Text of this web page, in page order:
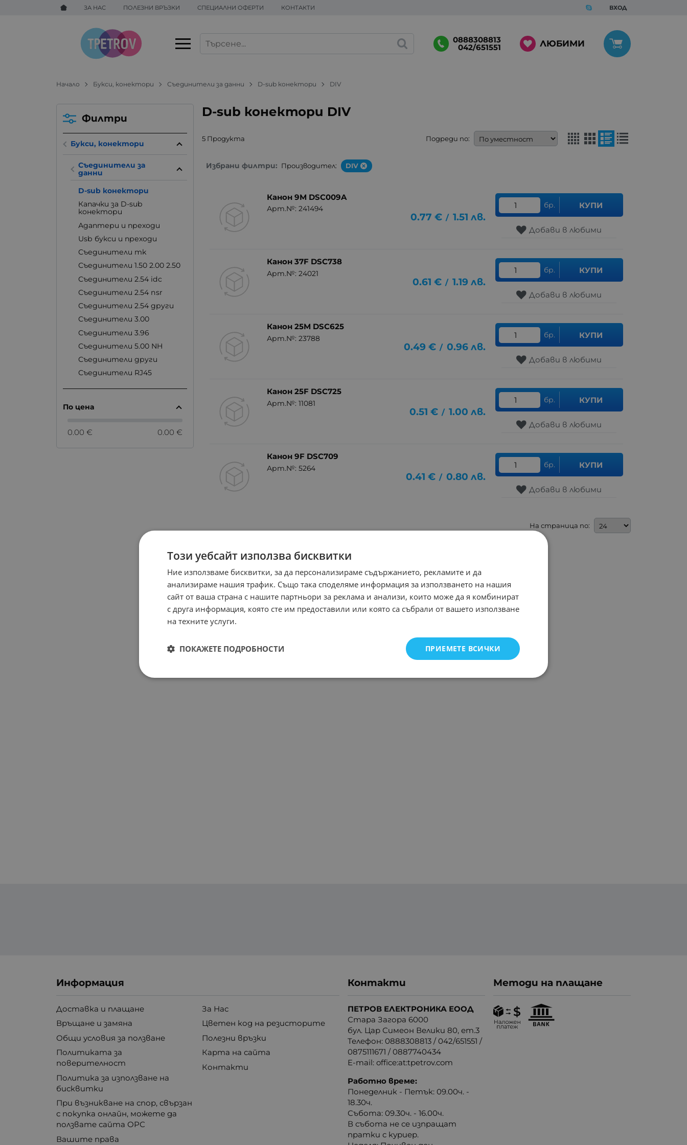
ЗА НАС ПОЛЕЗНИ ВРЪЗКИ СПЕЦИАЛНИ ОФЕРТИ КОНТАКТИ ВХОД
0888308813
042/651551 ЛЮБИМИ
Начало Букси, конектори Съединители за данни D-sub конектори DIV
D-sub конектори DIV
5 Продукта Подреди по:
Избрани филтри: Производител: DIV
Канон 9M DSC009A
Арт.№: 241494
0.77 € / 1.51 лв.
бр. КУПИ
Добави в любими
Канон 37F DSC738
Арт.№: 24021
0.61 € / 1.19 лв.
бр. КУПИ
Добави в любими
Канон 25M DSC625
Арт.№: 23788
0.49 € / 0.96 лв.
бр. КУПИ
Добави в любими
Канон 25F DSC725
Арт.№: 11081
0.51 € / 1.00 лв.
бр. КУПИ
Добави в любими
Канон 9F DSC709
Арт.№: 5264
0.41 € / 0.80 лв.
бр. КУПИ
Добави в любими
На страница по:
Филтри
Букси, конектори
Съединители за
данни
D-sub конектори
Капачки за D-sub
конектори
Адаптери и преходи
Usb букси и преходи
Съединители mk
Съединители 1.50 2.00 2.50
Съединители 2.54 idc
Съединители 2.54 nsr
Съединители 2.54 други
Съединители 3.00
Съединители 3.96
Съединители 5.00 NH
Съединители други
Съединители RJ45
По цена
0.00 € 0.00 €
Информация
Доставка и плащане
Връщане и замяна
Общи условия за ползване
Политиката за
поверителност
Политика за използване на
бисквитки
При възникване на спор, свързан
с покупка онлайн, можете да
ползвате сайта ОРС
Вашите права
За Нас
Цветен код на резисторите
Полезни връзки
Карта на сайта
Контакти
Контакти
ПЕТРОВ ЕЛЕКТРОНИКА ЕООД
Стара Загора 6000
бул. Цар Симеон Велики 80, ет.3
Телефон:0888308813 /042/651551 /
0875111671 /0887740434
E-mail:office:at:tpetrov.com
Работно време:
Понеделник - Петък: 09.00ч. -
18.30ч.
Събота: 09.30ч. - 16.00ч.
В събота не се изпращат
пратки с куриер.
Методи на плащане
Този уебсайт използва бисквитки
Ние използваме бисквитки, за да персонализираме съдържанието, рекламите и да
анализираме нашия трафик. Също така споделяме информация за използването на нашия
сайт от ваша страна с нашите партньори за реклама и анализи, които може да я комбинират
с друга информация, която сте им предоставили или която са събрали от вашето използване
на техните услуги.
ПРИЕМЕТЕ ВСИЧКИ
ПОКАЖЕТЕ ПОДРОБНОСТИ